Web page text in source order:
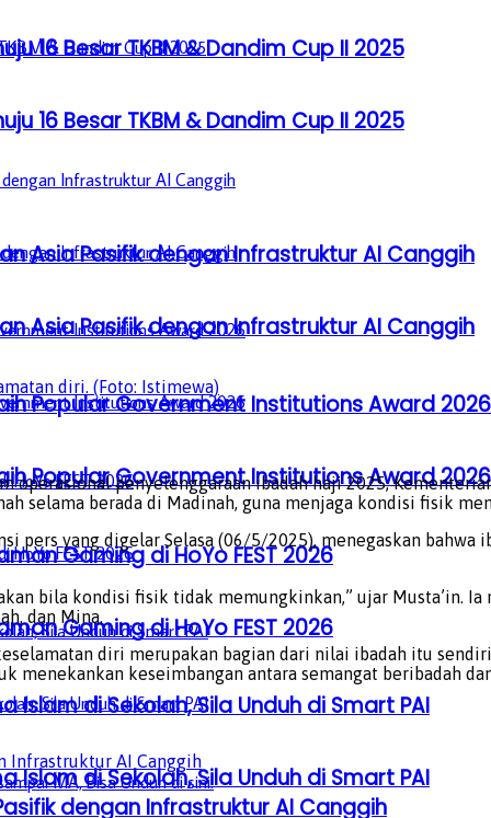
16 Besar TKBM & Dandim Cup II 2025
Asia Pasifik dengan Infrastruktur AI Canggih
Popular Government Institutions Award 2026
Gaming di HoYo FEST 2026
Islam di Sekolah, Sila Unduh di Smart PAI
16 Besar TKBM & Dandim Cup II 2025
Asia Pasifik dengan Infrastruktur AI Canggih
Popular Government Institutions Award 2026
Gaming di HoYo FEST 2026
Islam di Sekolah, Sila Unduh di Smart PAI
diri. (Foto: Istimewa)
penyelenggaraan ibadah haji 2025,
selama berada di Madinah, guna menjaga kondisi fisik
pers yang digelar Selasa (06/5/2025), menegaskan
bila kondisi fisik tidak memungkinkan,” ujar Musta’in.
dan Mina.
diri merupakan bagian dari nilai ibadah itu
menekankan keseimbangan antara semangat beribadah
dengan Infrastruktur AI Canggih